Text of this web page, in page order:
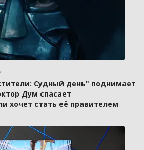
Судный день" поднимает
Дум спасает
хочет стать её правителем